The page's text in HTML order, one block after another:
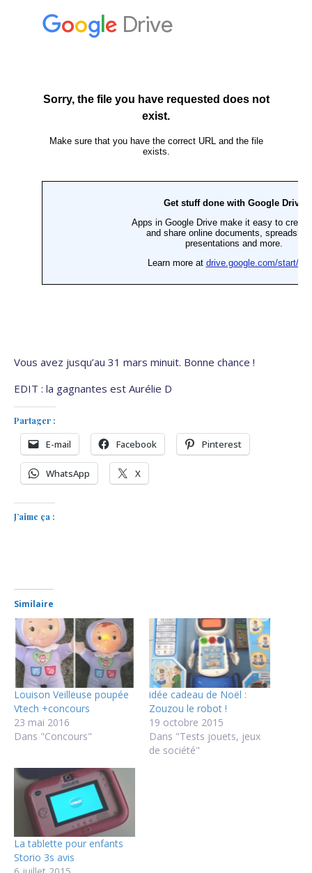
Vous avez jusqu’au 31 mars minuit. Bonne chance !
EDIT : la gagnantes est Aurélie D
Partager :
E-mail Facebook Pinterest
WhatsApp X
J’aime ça :
Similaire
Louison Veilleuse poupée
Vtech +concours
23 mai 2016
Dans "Concours"
idée cadeau de Noël :
Zouzou le robot !
19 octobre 2015
Dans "Tests jouets, jeux
de société"
La tablette pour enfants
Storio 3s avis